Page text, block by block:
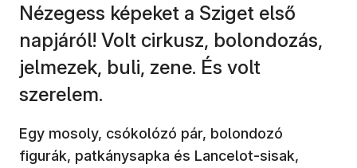
Nézegess képeket a Sziget első
napjáról! Volt cirkusz, bolondozás,
jelmezek, buli, zene. És volt
szerelem.
Egy mosoly, csókolózó pár, bolondozó
figurák, patkánysapka és Lancelot-sisak,